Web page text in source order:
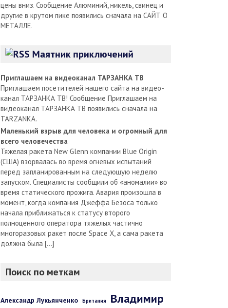
цены вниз. Сообщение Алюминий, никель, свинец и
другие в крутом пике появились сначала на САЙТ О
МЕТАЛЛЕ.
Маятник приключений
Приглашаем на видеоканал ТАРЗАНКА ТВ
Приглашаем посетителей нашего сайта на видео-
канал ТАРЗАНКА ТВ! Сообщение Приглашаем на
видеоканал ТАРЗАНКА ТВ появились сначала на
TARZANKA.
Маленький взрыв для человека и огромный для
всего человечества
Тяжелая ракета New Glenn компании Blue Origin
(США) взорвалась во время огневых испытаний
перед запланированным на следующую неделю
запуском. Специалисты сообщили об «аномалии» во
время статического прожига. Авария произошла в
момент, когда компания Джеффа Безоса только
начала приближаться к статусу второго
полноценного оператора тяжелых частично
многоразовых ракет после Space X, а сама ракета
должна была […]
Поиск по меткам
Александр Лукьянченко Британия Владимир